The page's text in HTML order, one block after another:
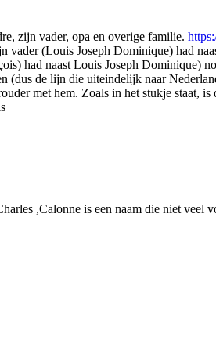
zijn vader, opa en overige familie.
(Louis Joseph Dominique) had
had naast Louis Joseph Dominique)
(dus de lijn die uiteindelijk naar
met hem. Zoals in het stukje staat,
,Calonne is een naam die niet veel